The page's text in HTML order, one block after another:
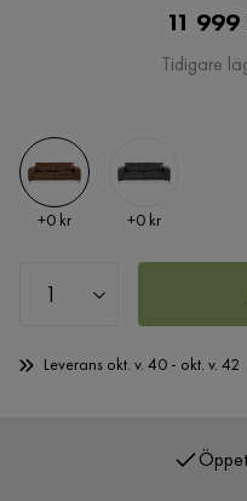
11
Tidigare
Pris
+0 kr Pris
+0 kr
Leverans okt. v. 40 - okt. v. 42